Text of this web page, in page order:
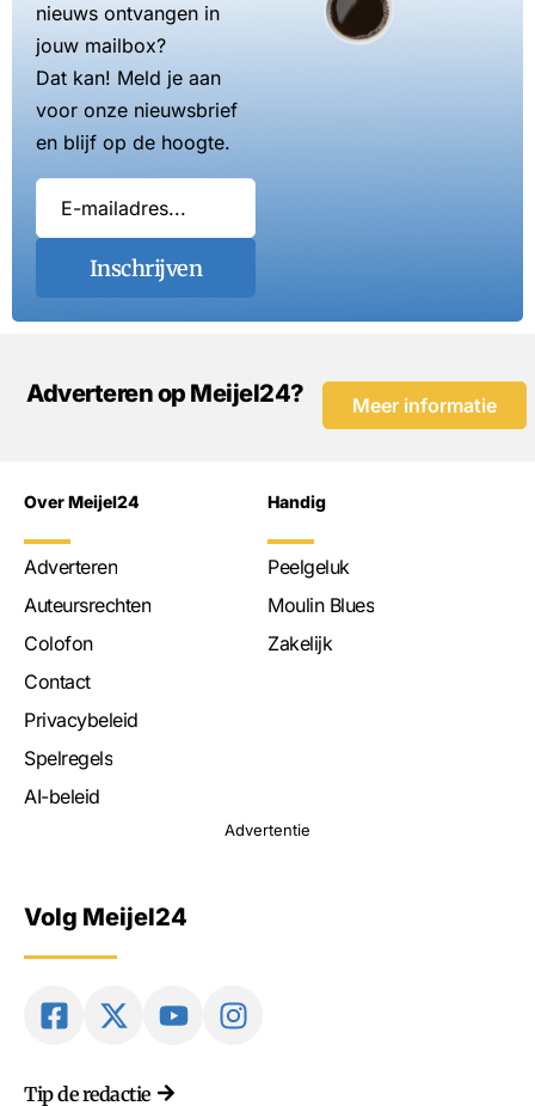
nieuws ontvangen in
jouw mailbox?
Dat kan! Meld je aan
voor onze nieuwsbrief
en blijf op de hoogte.
Inschrijven
Adverteren op Meijel24? Meer informatie
Over Meijel24
Adverteren
Auteursrechten
Colofon
Contact
Privacybeleid
Spelregels
AI-beleid
Handig
Peelgeluk
Moulin Blues
Zakelijk
Advertentie
Volg Meijel24
Tip de redactie